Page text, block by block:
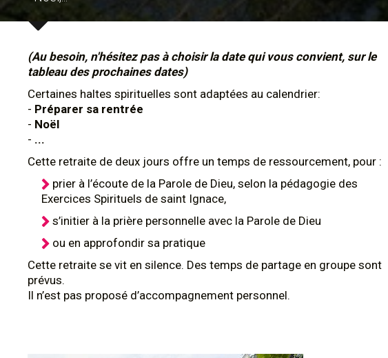
(Au besoin, n'hésitez pas à choisir la date qui vous convient, sur le
tableau des prochaines dates)
Certaines haltes spirituelles sont adaptées au calendrier:
- Préparer sa rentrée
- Noël
- ...
Cette retraite de deux jours offre un temps de ressourcement, pour :
prier à l’écoute de la Parole de Dieu, selon la pédagogie des
Exercices Spirituels de saint Ignace,
s’initier à la prière personnelle avec la Parole de Dieu
ou en approfondir sa pratique
Cette retraite se vit en silence. Des temps de partage en groupe sont
prévus.
Il n’est pas proposé d’accompagnement personnel.